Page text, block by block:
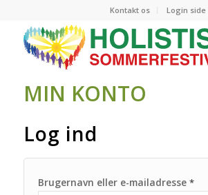
Kontakt os Login side
MIN KONTO
Log ind
Brugernavn eller e-mailadresse *